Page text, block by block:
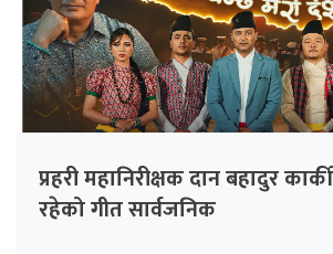
प्रहरी महानिरीक्षक दान बहादुर
रहेको गीत सार्वजनिक